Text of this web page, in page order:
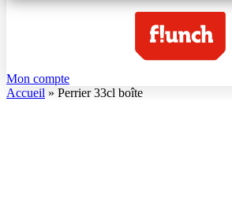
Mon compte
Accueil » Perrier 33cl boîte